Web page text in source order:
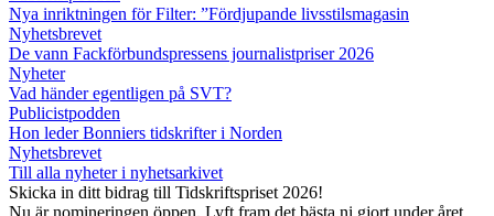
Nya inriktningen för Filter: ”Fördjupande livsstilsmagasin
Nyhetsbrevet
De vann Fackförbundspressens journalistpriser 2026
Nyheter
Vad händer egentligen på SVT?
Publicistpodden
Hon leder Bonniers tidskrifter i Norden
Nyhetsbrevet
Till alla nyheter i nyhetsarkivet
Skicka in ditt bidrag till Tidskriftspriset 2026!
Nu är nomineringen öppen. Lyft fram det bästa ni gjort under året